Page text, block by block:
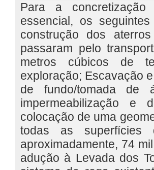
Para a
essencial, os
construção dos
passaram pelo
metros cúbicos de
exploração; Escavação
de fundo/tomada de
impermeabilização e
colocação de uma
todas as superfícies
aproximadamente, 74
adução à Levada dos